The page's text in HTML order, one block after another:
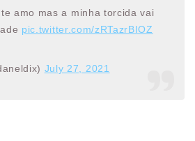
amo mas a minha torcida vai
pic.twitter.com/zRTazrBIOZ
July 27, 2021